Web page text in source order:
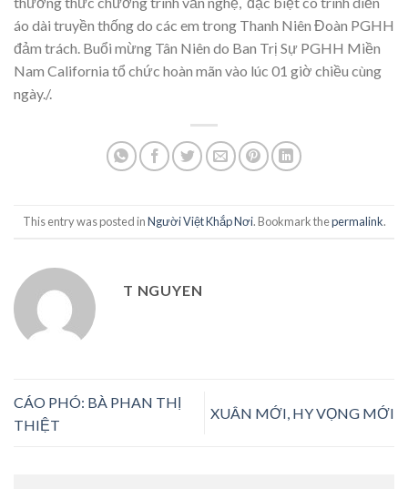
áo dài truyền thống do các em trong Thanh Niên Đoàn PGHH
đảm trách. Buổi mừng Tân Niên do Ban Trị Sự PGHH Miền
Nam California tổ chức hoàn mãn vào lúc 01 giờ chiều cùng
ngày./.
This entry was posted inNgười Việt Khắp Nơi. Bookmark thepermalink.
T NGUYEN
CÁO PHÓ: BÀ PHAN THỊ
THIỆT
XUÂN MỚI, HY VỌNG MỚI